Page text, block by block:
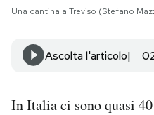
I MIEI PREFERITI
SHOP
CALENDARIO
Una cantina a Treviso (Stefano
Ascolta l'articolo
In Italia ci sono quasi